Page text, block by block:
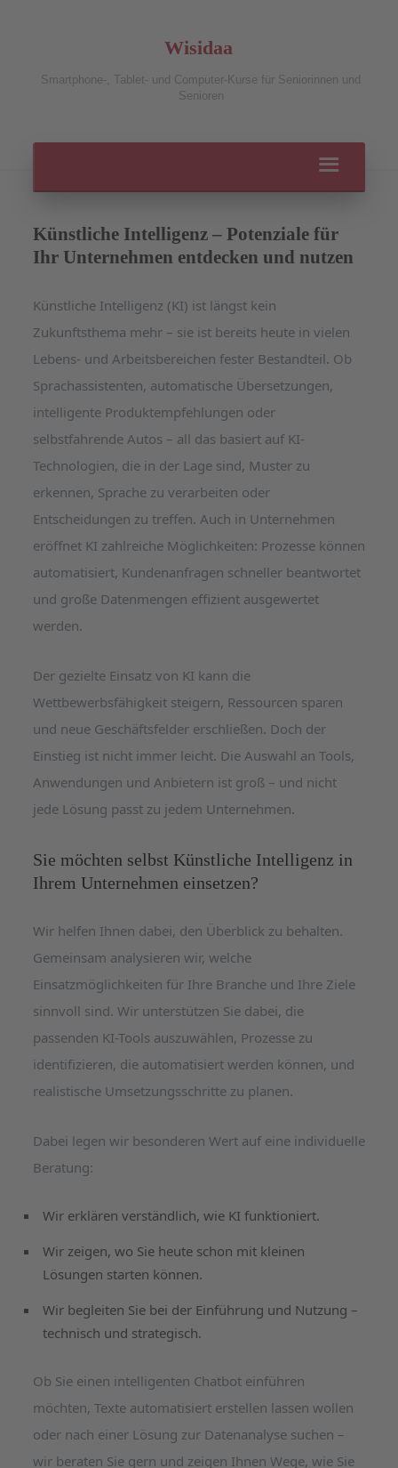
Wisidaa
Smartphone-, Tablet- und Computer-Kurse für Seniorinnen und
Senioren
Künstliche Intelligenz – Potenziale für
Ihr Unternehmen entdecken und nutzen
Künstliche Intelligenz (KI) ist längst kein
Zukunftsthema mehr – sie ist bereits heute in vielen
Lebens- und Arbeitsbereichen fester Bestandteil. Ob
Sprachassistenten, automatische Übersetzungen,
intelligente Produktempfehlungen oder
selbstfahrende Autos – all das basiert auf KI-
Technologien, die in der Lage sind, Muster zu
erkennen, Sprache zu verarbeiten oder
Entscheidungen zu treffen. Auch in Unternehmen
eröffnet KI zahlreiche Möglichkeiten: Prozesse können
automatisiert, Kundenanfragen schneller beantwortet
und große Datenmengen effizient ausgewertet
werden.
Der gezielte Einsatz von KI kann die
Wettbewerbsfähigkeit steigern, Ressourcen sparen
und neue Geschäftsfelder erschließen. Doch der
Einstieg ist nicht immer leicht. Die Auswahl an Tools,
Anwendungen und Anbietern ist groß – und nicht
jede Lösung passt zu jedem Unternehmen.
Sie möchten selbst Künstliche Intelligenz in
Ihrem Unternehmen einsetzen?
Wir helfen Ihnen dabei, den Überblick zu behalten.
Gemeinsam analysieren wir, welche
Einsatzmöglichkeiten für Ihre Branche und Ihre Ziele
sinnvoll sind. Wir unterstützen Sie dabei, die
passenden KI-Tools auszuwählen, Prozesse zu
identifizieren, die automatisiert werden können, und
realistische Umsetzungsschritte zu planen.
Dabei legen wir besonderen Wert auf eine individuelle
Beratung:
Wir erklären verständlich, wie KI funktioniert.
Wir zeigen, wo Sie heute schon mit kleinen
Lösungen starten können.
Wir begleiten Sie bei der Einführung und Nutzung –
technisch und strategisch.
Ob Sie einen intelligenten Chatbot einführen
möchten, Texte automatisiert erstellen lassen wollen
oder nach einer Lösung zur Datenanalyse suchen –
wir beraten Sie gern und zeigen Ihnen Wege, wie Sie